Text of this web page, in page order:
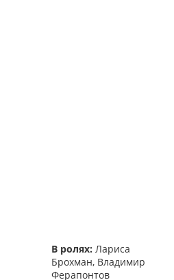
В ролях: Лариса
Брохман, Владимир
Ферапонтов